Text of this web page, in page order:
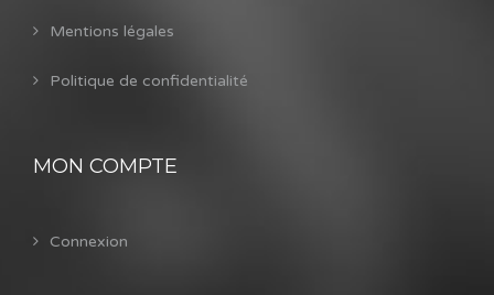
Mentions légales
Politique de confidentialité
MON COMPTE
Connexion